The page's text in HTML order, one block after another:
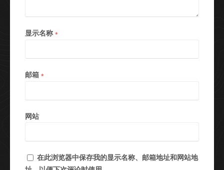
显示名称 *
邮箱 *
网站
在此浏览器中保存我的显示名称、邮箱地址和网站地